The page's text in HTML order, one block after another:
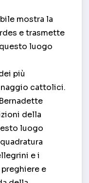
mostra la
e trasmette
luogo
più
cattolici.
della
luogo
e i
e